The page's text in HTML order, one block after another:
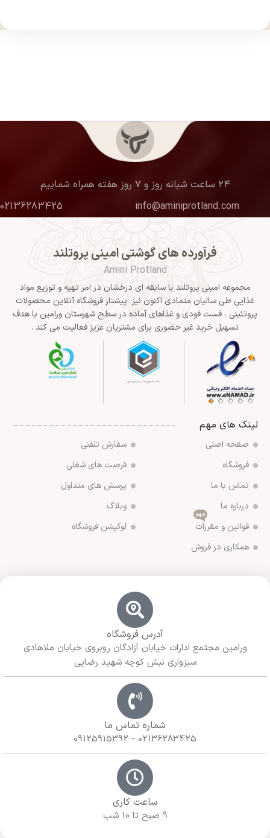
۲۴ ساعت شبانه روز و ۷ روز هفته همراه شماییم
info@aminiprotland.com
02136283425
فرآورده های گوشتی امینی پروتلند
Amini Protland
مجموعه امینی پروتلند با سابقه ای درخشان در امر تهیه و توزیع مواد
غذایی طی سالیان متمادی اکنون نیز پیشتاز فروشگاه آنلاین محصولات
پروتئینی ، فست فودی و غذاهای آماده در سطح شهرستان ورامین با هدف
تسهیل خرید غیر حضوری برای مشتریان عزیز فعالیت می کند .
لینک های مهم
صفحه اصلی
فروشگاه
تماس با ما
درباره ما
قوانین و مقررات
مهم
همکاری در فروش
سفارش تلفنی
فرصت های شغلی
پرسش های متداول
وبلاگ
لوکیشن فروشگاه
آدرس فروشگاه
ورامین مجتمع ادارات خیابان آزادگان روبروی خیابان ملاهادی
سبزواری نبش کوچه شهید رضایی
شماره تماس ما
02136283425 - 09125915392
ساعت کاری
9 صبح تا 10 شب